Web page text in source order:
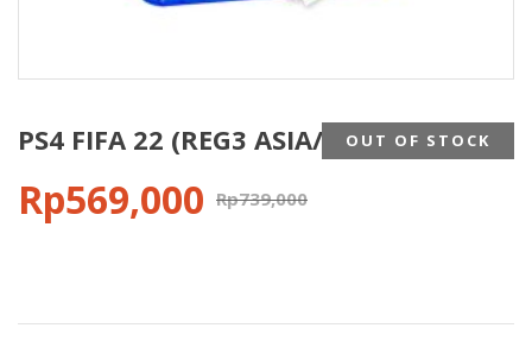
PS4 FIFA 22 (REG3 ASIA/ENG)
Rp739,000
Rp569,000
OUT OF STOCK